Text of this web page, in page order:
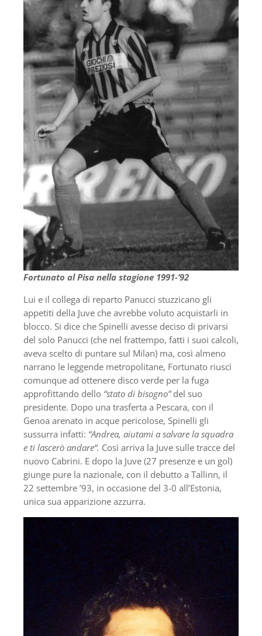
Fortunato al Pisa nella stagione 1991-’92
Lui e il collega di reparto Panucci stuzzicano gli
appetiti della Juve che avrebbe voluto acquistarli in
blocco. Si dice che Spinelli avesse deciso di privarsi
del solo Panucci (che nel frattempo, fatti i suoi calcoli,
aveva scelto di puntare sul Milan) ma, così almeno
narrano le leggende metropolitane, Fortunato riuscì
comunque ad ottenere disco verde per la fuga
approfittando dello “stato di bisogno”del suo
presidente. Dopo una trasferta a Pescara, con il
Genoa arenato in acque pericolose, Spinelli gli
sussurra infatti: “Andrea, aiutami a salvare la squadra
e ti lascerò andare“. Così arriva la Juve sulle tracce del
nuovo Cabrini. E dopo la Juve (27 presenze e un gol)
giunge pure la nazionale, con il debutto a Tallinn, il
22 settembre ’93, in occasione del 3-0 all’Estonia,
unica sua apparizione azzurra.